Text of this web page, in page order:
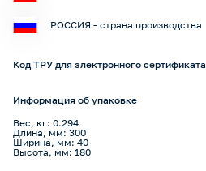
РОССИЯ - страна производства
Код ТРУ для электронного сертификата
Информация об упаковке
Вес, кг: 0.294
Длина, мм: 300
Ширина, мм: 40
Высота, мм: 180